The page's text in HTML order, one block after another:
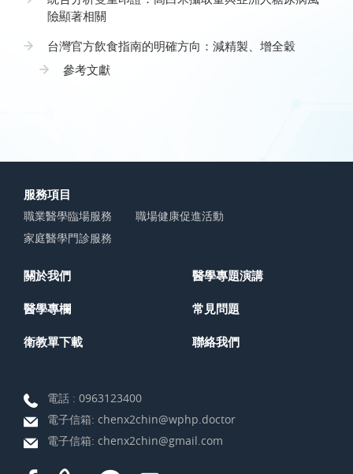
險顯著相關
台灣官方飲食指南的明確方向：減精製、增全穀
參考文獻
服務項目
職業醫學臨場服務
職場健康促進活動
家庭醫學門診服務
關於我們 醫學專題演講
醫學專欄 常見問題
衛教單下載 聯絡我們
電話 : 0963123400
電子信箱: chenx2chin@wphp.doctor
電子信箱: chenx2chin@gmail.com